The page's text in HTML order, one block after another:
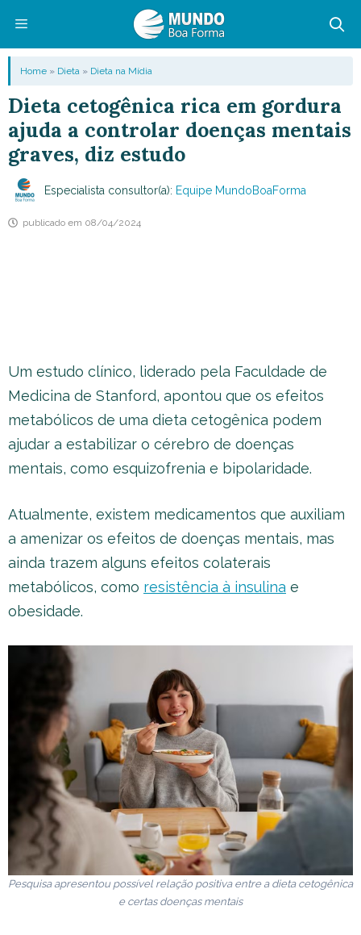
conteúdo
Menu
Home » Dieta » Dieta na Mídia
Dieta cetogênica rica em gordura
ajuda a controlar doenças mentais
graves, diz estudo
Especialista consultor(a): Equipe MundoBoaForma
publicado em 08/04/2024
Um estudo clínico, liderado pela Faculdade de
Medicina de Stanford, apontou que os efeitos
metabólicos de uma dieta cetogênica podem
ajudar a estabilizar o cérebro de doenças
mentais, como esquizofrenia e bipolaridade.
Atualmente, existem medicamentos que auxiliam
a amenizar os efeitos de doenças mentais, mas
ainda trazem alguns efeitos colaterais
metabólicos, como resistência à insulina e
obesidade.
Pesquisa apresentou possível relação positiva entre a dieta cetogênica
e certas doenças mentais